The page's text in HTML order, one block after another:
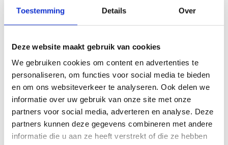
Toestemming Details Over
Deze website maakt gebruik van cookies
We gebruiken cookies om content en advertenties te
personaliseren, om functies voor social media te bieden
en om ons websiteverkeer te analyseren. Ook delen we
informatie over uw gebruik van onze site met onze
partners voor social media, adverteren en analyse. Deze
partners kunnen deze gegevens combineren met andere
informatie die u aan ze heeft verstrekt of die ze hebben
Stroomkabel H05VV-F 3G
1,5mm² haakse stekker 3
meter
€ 8,20
€ 6,78
Stroomkabel H05VV-F 3G
1,5mm² haakse stekker 3
meter wit
€ 8,20
€ 6,78